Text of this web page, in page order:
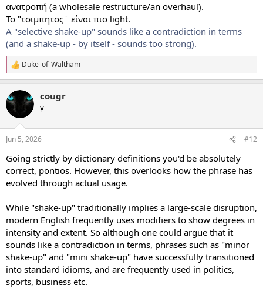
ανατροπή (a wholesale restructure/an overhaul).
Το "τσιμπητος¨ είναι πιο light.
Α "selective shake-up" sounds like a contradiction in terms
(and a shake-up - by itself - sounds too strong).
R
e
c
t
i
s
Duke_of_Waltham
cougr
¥
Jun 5, 2026 #12
Going strictly by dictionary definitions you'd be absolutely
correct, pontios. However, this overlooks how the phrase has
evolved through actual usage.
While "shake-up" traditionally implies a large-scale disruption,
modern English frequently uses modifiers to show degrees in
intensity and extent. So although one could argue that it
sounds like a contradiction in terms, phrases such as "minor
shake-up" and "mini shake-up" have successfully transitioned
into standard idioms, and are frequently used in politics,
sports, business etc.